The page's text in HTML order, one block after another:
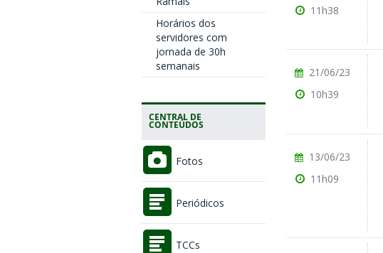
Horários dos
servidores com
jornada de 30h
semanais
CENTRAL DE
CONTEÚDOS
Fotos
Periódicos
TCCs
11h38
21/06/23
10h39
13/06/23
11h09